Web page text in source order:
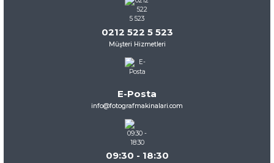
kullanarak tarafımıza iletebilirsiniz.
Görüş ve önerileriniz için teşekkür ederiz.
Ürün resmi kalitesiz, bozuk veya görüntülenemiyor.
Ürün açıklamasında eksik bilgiler bulunuyor.
Ürün fiyatı diğer sitelerden daha pahalı.
0212 522 5 523
Müşteri Hizmetleri
E-Posta
info@fotografmakinalari.com
09:30 - 18:30